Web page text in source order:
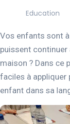
Education
Vos enfants sont à
puissent continuer
maison ? Dans ce
faciles à appliquer
enfant dans sa